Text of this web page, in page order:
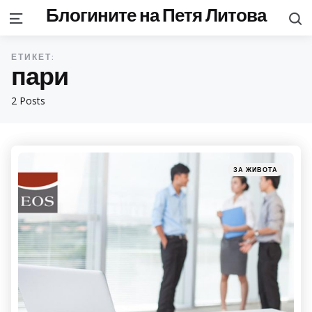
MenuБлогините на Петя Литова
2 Posts
ЕТИКЕТ:
пари
Categories
Posted
in
ЗА ЖИВОТА